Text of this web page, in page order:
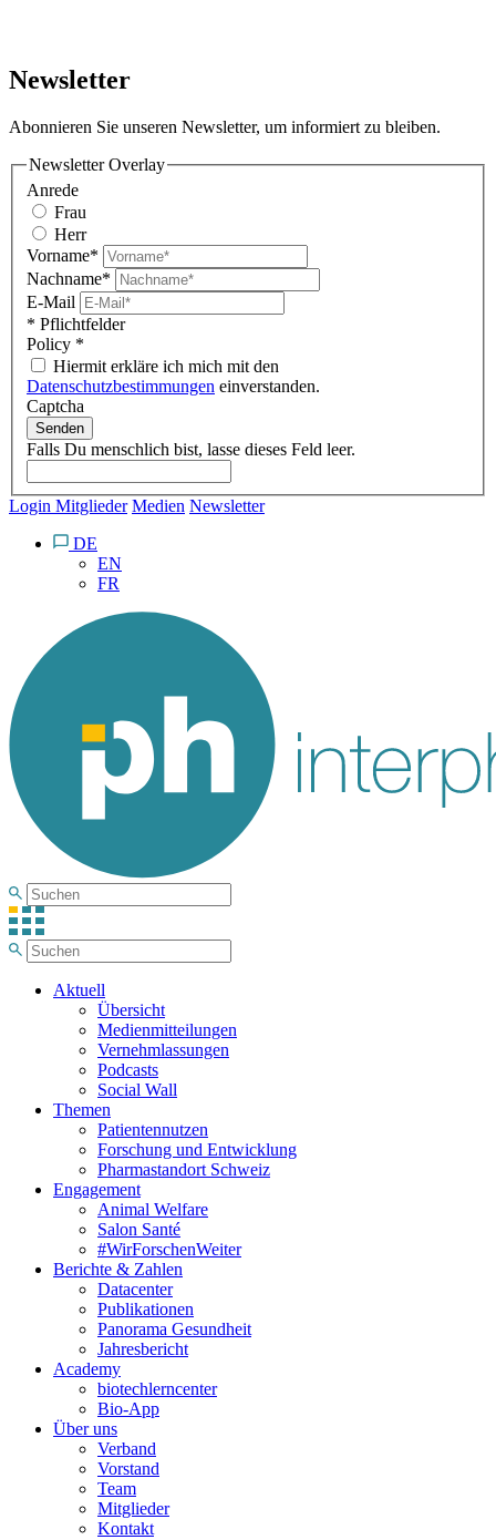
Newsletter
Abonnieren Sie unseren Newsletter, um informiert zu bleiben.
Newsletter Overlay
Anrede
Frau
Herr
Vorname*
Nachname*
E-Mail
* Pflichtfelder
Policy *
Hiermit erkläre ich mich mit den
Datenschutzbestimmungen einverstanden.
Captcha
Senden
Falls Du menschlich bist, lasse dieses Feld leer.
Login Mitglieder Medien Newsletter
DE
EN
FR
Aktuell
Übersicht
Medienmitteilungen
Vernehmlassungen
Podcasts
Social Wall
Themen
Patientennutzen
Forschung und Entwicklung
Pharmastandort Schweiz
Engagement
Animal Welfare
Salon Santé
#WirForschenWeiter
Berichte & Zahlen
Datacenter
Publikationen
Panorama Gesundheit
Jahresbericht
Academy
biotechlerncenter
Bio-App
Über uns
Verband
Vorstand
Team
Mitglieder
Kontakt